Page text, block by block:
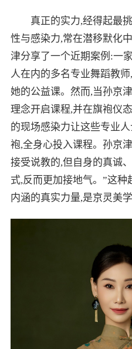
真正的实力,经得起最
性与感染力,常在潜移默化
津分享了一个近期案例:一
人在内的多名专业舞蹈教
她的公益课。然而,当孙京
理念开启课程,并在旗袍仪
的现场感染力让这些专业
袍,全身心投入课程。孙京
接受说教的,但自身的真诚
式,反而更加接地气。”这
内涵的真实力量,是京灵美